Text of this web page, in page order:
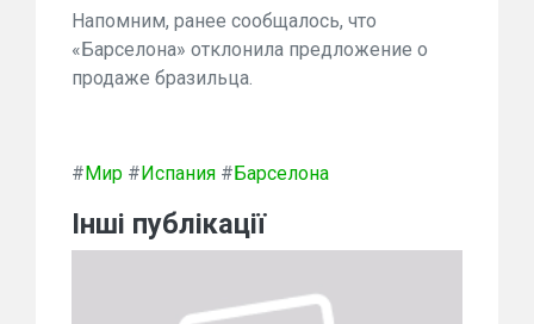
Напомним, ранее сообщалось, что
«Барселона» отклонила предложение о
продаже бразильца.
#Мир #Испания #Барселона
Інші публікації